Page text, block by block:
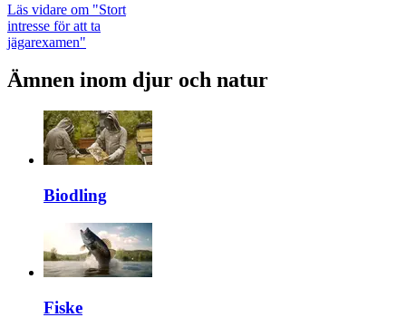
Läs vidare om "Stort
intresse för att ta
jägarexamen"
Ämnen inom djur och natur
Biodling
Fiske